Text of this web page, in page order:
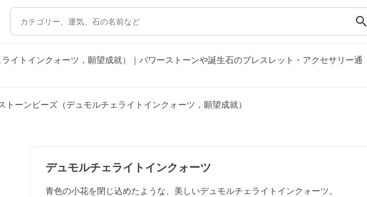
search
イトインクォーツ，願望成就）｜パワーストーンや誕生石のブレスレット・アクセサリー通
トーンビーズ（デュモルチェライトインクォーツ，願望成就）
デュモルチェライトインクォーツ
青色の小花を閉じ込めたような、美しいデュモルチェライトインクォーツ。